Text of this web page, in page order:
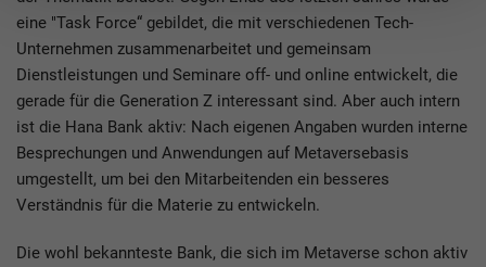
eine "Task Force“ gebildet, die mit verschiedenen Tech-
Unternehmen zusammenarbeitet und gemeinsam
Dienstleistungen und Seminare off- und online entwickelt, die
gerade für die Generation Z interessant sind. Aber auch intern
ist die Hana Bank aktiv: Nach eigenen Angaben wurden interne
Besprechungen und Anwendungen auf Metaversebasis
umgestellt, um bei den Mitarbeitenden ein besseres
Verständnis für die Materie zu entwickeln.
Die wohl bekannteste Bank, die sich im Metaverse schon aktiv